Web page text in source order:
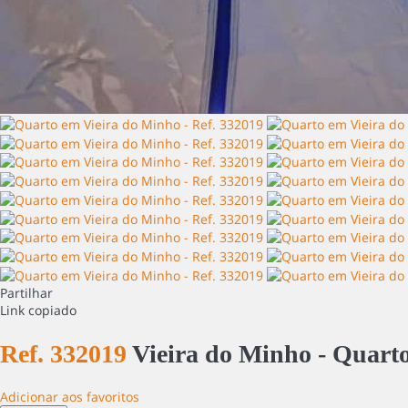
Partilhar
Link copiado
Ref. 332019 Vieira do Minho -
Adicionar aos favoritos